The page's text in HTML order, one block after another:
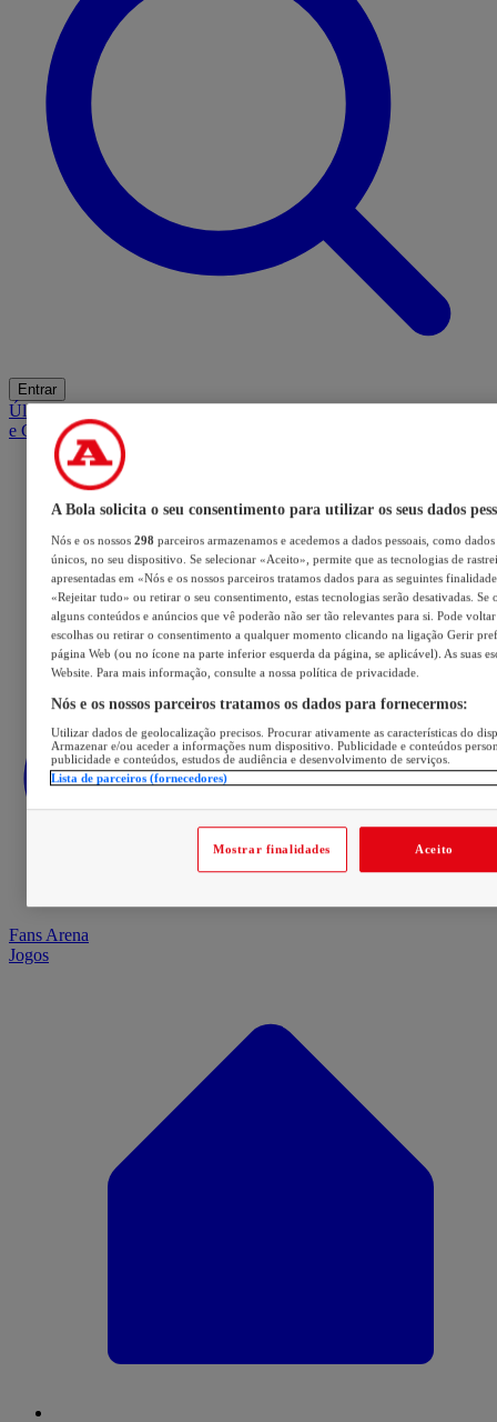
Entrar
ÚltimasMercadoOpiniãoiGaming HubA BOLA SUGEREBarba
e Cabelo
Fans Arena
Jogos
A Bola solicita o seu consentimento para utilizar os seus dados
Nós e os nossos 298 parceiros armazenamos e acedemos a dados pessoais, como
únicos, no seu dispositivo. Se selecionar «Aceito», permite que as tecnologias de
apresentadas em «Nós e os nossos parceiros tratamos dados para as seguintes
«Rejeitar tudo» ou retirar o seu consentimento, estas tecnologias serão desativadas. Se
alguns conteúdos e anúncios que vê poderão não ser tão relevantes para si. Pode voltar
escolhas ou retirar o consentimento a qualquer momento clicando na ligação Gerir
página Web (ou no ícone na parte inferior esquerda da página, se aplicável). As suas
Website. Para mais informação, consulte a nossa política de privacidade.
Nós e os nossos parceiros tratamos os dados para fornecermos:
Utilizar dados de geolocalização precisos. Procurar ativamente as características do
Armazenar e/ou aceder a informações num dispositivo. Publicidade e conteúdos
publicidade e conteúdos, estudos de audiência e desenvolvimento de serviços.
Lista de parceiros (fornecedores)
Mostrar finalidades Aceito